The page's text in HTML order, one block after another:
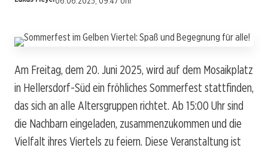
Am Freitag, dem 20. Juni 2025, wird auf dem Mosaikplatz
in Hellersdorf-Süd ein fröhliches Sommerfest stattfinden,
das sich an alle Altersgruppen richtet. Ab 15:00 Uhr sind
die Nachbarn eingeladen, zusammenzukommen und die
Vielfalt ihres Viertels zu feiern. Diese Veranstaltung ist